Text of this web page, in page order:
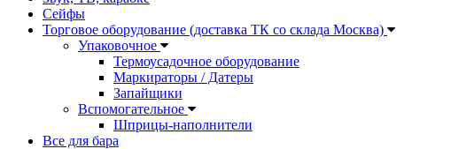
Сейфы
Торговое оборудование (доставка ТК со склада Москва)
Упаковочное
Термоусадочное оборудование
Маркираторы / Датеры
Запайщики
Вспомогательное
Шприцы-наполнители
Все для бара